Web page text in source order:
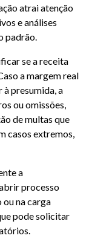
atrai atenção
e análises
padrão.
se a receita
a margem real
presumida, a
ou omissões,
de multas que
casos extremos,
a
processo
na carga
pode solicitar